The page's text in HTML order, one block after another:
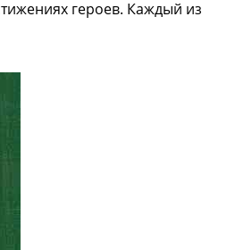
героев. Каждый из